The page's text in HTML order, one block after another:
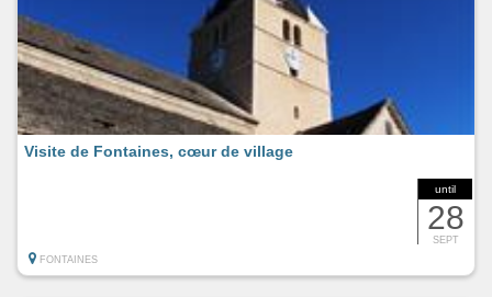
until
28
SEPT
Visite de Fontaines, cœur de village
FONTAINES